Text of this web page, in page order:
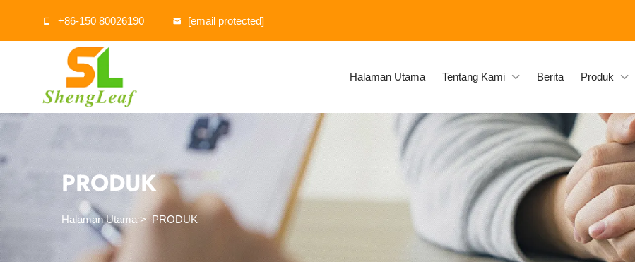
+86-150 80026190 [email protected]
Halaman Utama Tentang Kami Berita Produk
PRODUK
Halaman Utama> PRODUK